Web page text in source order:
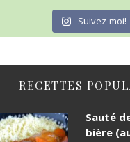
Suivez-moi!
RECETTES
Sauté
bière